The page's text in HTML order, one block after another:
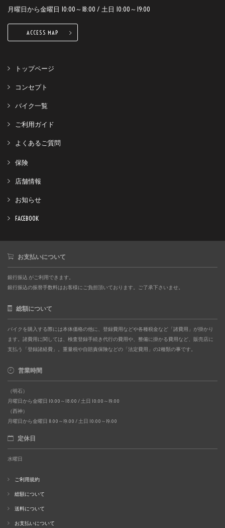
月曜日から金曜日 10:00～18:00 / 土日 10:00～19:00
ACCESS MAP
トップページ
コンセプト
バイク一覧
ご利用ガイド
よくあるご質問
保険
店舗情報
お知らせ
FACEBOOK
お支払いについて
銀行振込 がご利用できます。
銀行振込の振替手数料はお客様にご負担頂いております。ご了承下さいませ。
総額について
バイクを購入する際には本体価格の他に、登録費用などや各種税金など「諸費用」が掛かり
ます。諸費用に関しては、検査登録手続き代行の費用や、整備に掛かる費用など、販売店に
支払う「登録諸経費」。重量税や自賠責保険などの「法定費用」の2種類の事です。
営業時間
（明石）
月曜日から金曜日 10:00～18:00 / 土日 10:00～19:00
（西神）
月曜日から金曜日 11:00～19:00 / 土日 10:00～19:00
定休日
水曜日
ご利用規約
総額について
送料について
お支払いについて